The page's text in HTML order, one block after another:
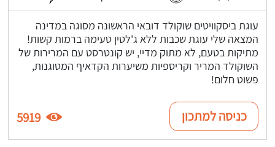
עוגת ביסקוויטים שוקולד דובאי הראשונה מסוגה במדינה
המצאה שלי עוגת שכבות ללא ג'לטין טעימה ברמות קשות!
מתיקות בטעם, לא מתוק מדיי, יש קונטרסט עם המרירות של
השוקולד המריר וקריספיות משיערות הקדאיף המטוגנות,
פשוט חלום!
כניסה למתכון 5919